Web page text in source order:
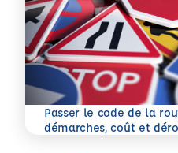
Passer le code de la
démarches, coût et
En savoir plus